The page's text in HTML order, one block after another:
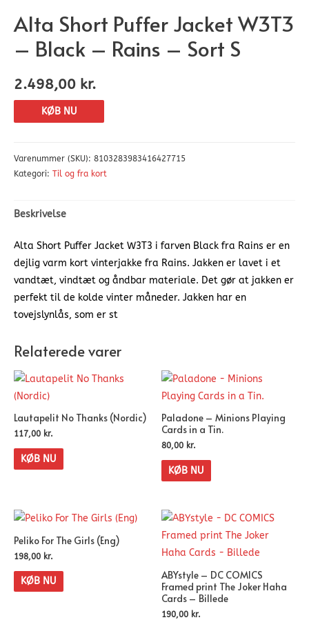
Alta Short Puffer Jacket W3T3
– Black – Rains – Sort S
2.498,00 kr.
KØB NU
Varenummer (SKU): 8103283983416427715
Kategori: Til og fra kort
Beskrivelse
Alta Short Puffer Jacket W3T3 i farven Black fra Rains er en
dejlig varm kort vinterjakke fra Rains. Jakken er lavet i et
vandtæt, vindtæt og åndbar materiale. Det gør at jakken er
perfekt til de kolde vinter måneder. Jakken har en
tovejslynlås, som er st
Relaterede varer
Lautapelit No Thanks (Nordic)
117,00 kr.
KØB NU
Paladone – Minions Playing
Cards in a Tin.
80,00 kr.
KØB NU
Peliko For The Girls (Eng)
198,00 kr.
KØB NU
ABYstyle – DC COMICS
Framed print The Joker Haha
Cards – Billede
190,00 kr.